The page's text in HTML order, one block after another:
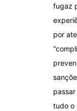
fugaz
por
tudo o